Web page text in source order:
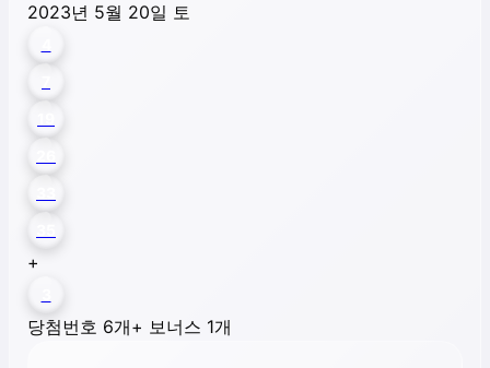
2023년 5월 20일 토
+
당첨번호 6개+ 보너스 1개